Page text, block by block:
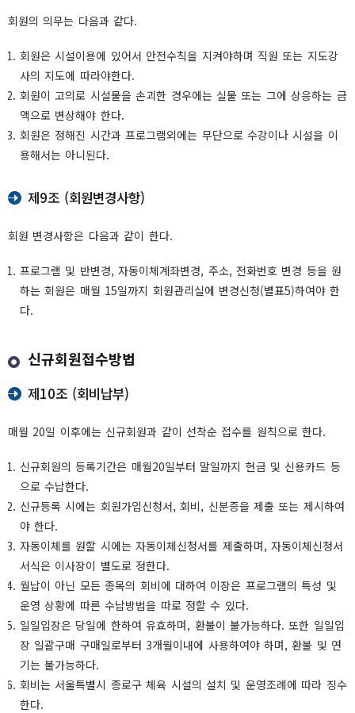
회원의 의무는 다음과 같다.
회원은 시설이용에 있어서 안전수칙을 지켜야하며 직원 또는 지도강
사의 지도에 따라야한다.
회원이 고의로 시설물을 손괴한 경우에는 실물 또는 그에 상응하는 금
액으로 변상해야 한다.
회원은 정해진 시간과 프로그램외에는 무단으로 수강이나 시설을 이
용해서는 아니된다.
제9조 (회원변경사항)
회원 변경사항은 다음과 같이 한다.
프로그램 및 반변경, 자동이체계좌변경, 주소, 전화번호 변경 등을 원
하는 회원은 매월 15일까지 회원관리실에 변경신청(별표5)하여야 한
다.
신규회원접수방법
제10조 (회비납부)
매월 20일 이후에는 신규회원과 같이 선착순 접수를 원칙으로 한다.
신규회원의 등록기간은 매월20일부터 말일까지 현금 및 신용카드 등
으로 수납한다.
신규등록 시에는 회원가입신청서, 회비, 신분증을 제출 또는 제시하여
야 한다.
자동이체를 원할 시에는 자동이체신청서를 제출하며, 자동이체신청서
서식은 이사장이 별도로 정한다.
월납이 아닌 모든 종목의 회비에 대하여 이장은 프로그램의 특성 및
운영 상황에 따른 수납방법을 따로 정할 수 있다.
일일입장은 당일에 한하여 유효하며, 환불이 불가능하다. 또한 일일입
장 일괄구매 구매일로부터 3개월이내에 사용하여야 하며, 환불 및 연
기는 불가능하다.
회비는 서울특별시 종로구 체육 시설의 설치 및 운영조례에 따라 징수
한다.